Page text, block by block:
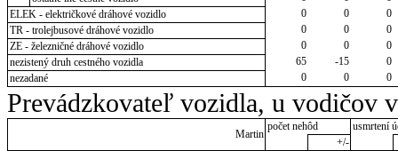
ELEK - električkové dráhové vozidlo
0 0
0
TR - trolejbusové dráhové vozidlo
0 0
0
ZE - železničné dráhové vozidlo
0 0
0
nezistený druh cestného vozidla
65 -15
0
nezadané
0 0 0
Prevádzkovateľ vozidla, u vodičov
Martin
počet nehôd
usmrtení
+/-